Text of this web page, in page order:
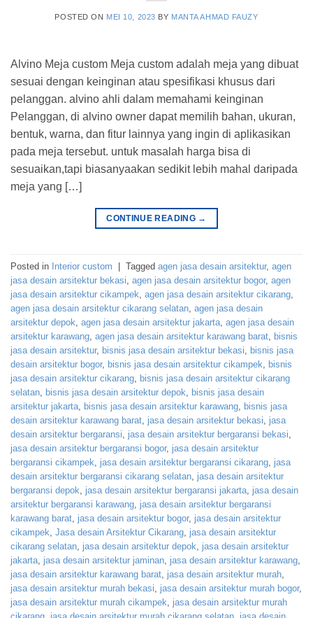
POSTED ON MEI 10, 2023 BY MANTA AHMAD FAUZY
Alvino Meja custom Meja custom adalah meja yang dibuat
sesuai dengan keinginan atau spesifikasi khusus dari
pelanggan. alvino ahli dalam memahami keinginan
Pelanggan, di alvino owner dapat memilih bahan, ukuran,
bentuk, warna, dan fitur lainnya yang ingin di aplikasikan
pada meja tersebut. untuk masalah harga bisa di
sesuaikan,tapi biasanyaakan sedikit lebih mahal daripada
meja yang […]
CONTINUE READING →
Posted in Interior custom | Tagged agen jasa desain arsitektur, agen
jasa desain arsitektur bekasi agen jasa desain arsitektur bogor, agen
jasa desain arsitektur cikampek agen jasa desain arsitektur cikarang
agen jasa desain arsitektur cikarang selatan agen jasa desain
arsitektur depok agen jasa desain arsitektur jakarta agen jasa desain
arsitektur karawang agen jasa desain arsitektur karawang barat bisnis
jasa desain arsitektur, bisnis jasa desain arsitektur bekasi
bisnis jasa
desain arsitektur bogor, bisnis jasa desain arsitektur cikampek
bisnis
jasa desain arsitektur cikarang bisnis jasa desain arsitektur cikarang
selatan bisnis jasa desain arsitektur depok
bisnis jasa desain
arsitektur jakarta bisnis jasa desain arsitektur karawang bisnis jasa
desain arsitektur karawang barat jasa desain arsitektur bekasi
jasa
desain arsitektur bergaransi
jasa desain arsitektur bergaransi bekasi
jasa desain arsitektur bergaransi bogor, jasa desain arsitektur
bergaransi cikampek
jasa desain arsitektur bergaransi cikarang jasa
desain arsitektur bergaransi cikarang selatan jasa desain arsitektur
bergaransi depok
jasa desain arsitektur bergaransi jakarta jasa desain
arsitektur bergaransi karawang jasa desain arsitektur bergaransi
karawang barat jasa desain arsitektur bogor, jasa desain arsitektur
cikampek Jasa desain Arsitektur Cikarang jasa desain arsitektur
cikarang selatan jasa desain arsitektur depok
jasa desain arsitektur
jakarta jasa desain arsitektur jaminan jasa desain arsitektur karawang
jasa desain arsitektur karawang barat jasa desain arsitektur murah
jasa desain arsitektur murah bekasi
jasa desain arsitektur murah bogor,
jasa desain arsitektur murah cikampek
jasa desain arsitektur murah